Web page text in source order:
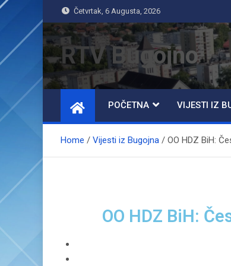
Četvrtak, 6 Augusta, 2026
RTV Bugojno
POČETNA VIJESTI IZ
Home Vijesti iz Bugojna OO HDZ BiH:
OO HDZ BiH: